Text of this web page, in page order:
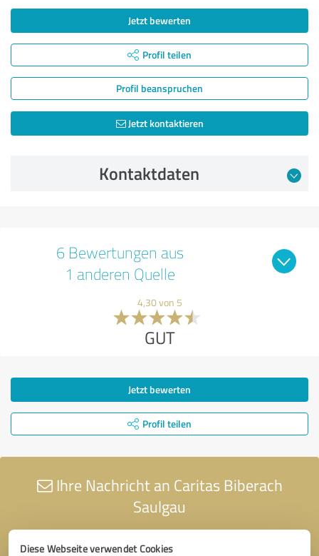
Diese Webseite verwendet Cookies
Jetzt bewerten
Profil teilen
Profil beanspruchen
Jetzt kontaktieren
Kontaktdaten
6 Bewertungen aus
1 anderen Quelle
4,30 von 5
GUT
Jetzt bewerten
Profil teilen
Ihre Nachricht an Caritas Biberach
Saulgau